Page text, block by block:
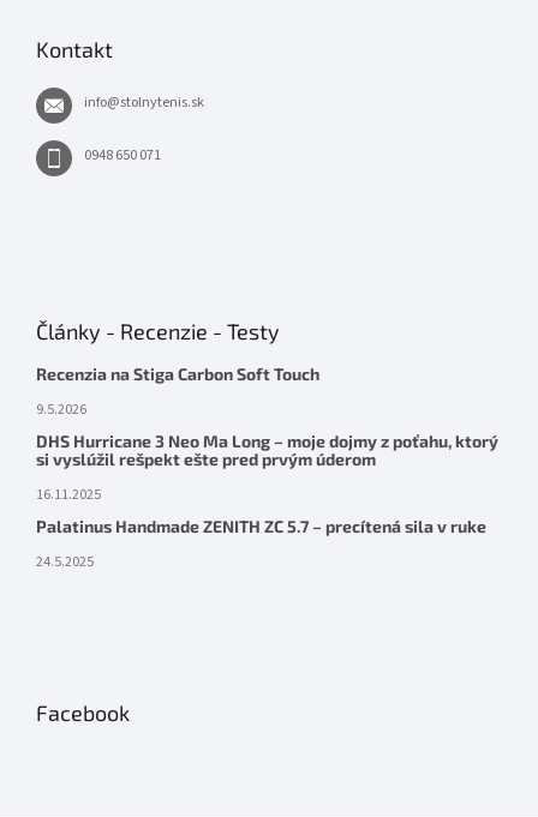
Kontakt
info@stolnytenis.sk
0948 650 071
Články - Recenzie - Testy
Recenzia na Stiga Carbon Soft Touch
9.5.2026
DHS Hurricane 3 Neo Ma Long – moje dojmy z poťahu, ktorý
si vyslúžil rešpekt ešte pred prvým úderom
16.11.2025
Palatinus Handmade ZENITH ZC 5.7 – precítená sila v ruke
24.5.2025
Facebook